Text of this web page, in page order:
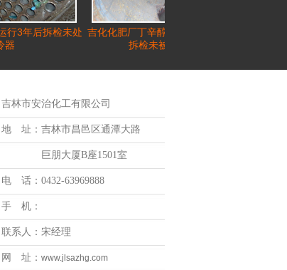
处 吉化化肥厂丁辛醇装置WB803运行三年后
拆检未被处理的换热器
吉林市安治化工有限公司
地 址：吉林市昌邑区通潭大路
巨朋大厦B座1501室
电 话：0432-63969888
手 机：
联系人：宋经理
网 址： www.jlsazhg.com